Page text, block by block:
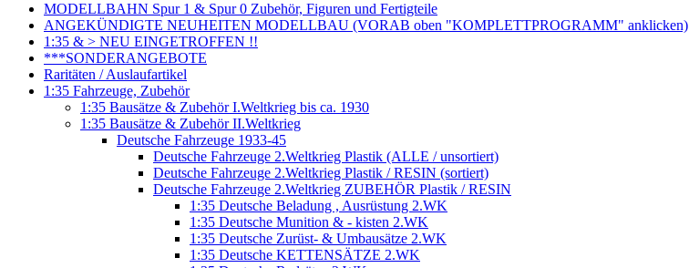
MODELLBAHN Spur 1 & Spur 0 Zubehör, Figuren und Fertigteile
ANGEKÜNDIGTE NEUHEITEN MODELLBAU (VORAB oben "KOMPLETTPROGRAMM" anklicken)
1:35 & > NEU EINGETROFFEN !!
***SONDERANGEBOTE
Raritäten / Auslaufartikel
1:35 Fahrzeuge, Zubehör
1:35 Bausätze & Zubehör I.Weltkrieg bis ca. 1930
1:35 Bausätze & Zubehör II.Weltkrieg
Deutsche Fahrzeuge 1933-45
Deutsche Fahrzeuge 2.Weltkrieg Plastik (ALLE / unsortiert)
Deutsche Fahrzeuge 2.Weltkrieg Plastik / RESIN (sortiert)
Deutsche Fahrzeuge 2.Weltkrieg ZUBEHÖR Plastik / RESIN
1:35 Deutsche Beladung , Ausrüstung 2.WK
1:35 Deutsche Munition & - kisten 2.WK
1:35 Deutsche Zurüst- & Umbausätze 2.WK
1:35 Deutsche KETTENSÄTZE 2.WK